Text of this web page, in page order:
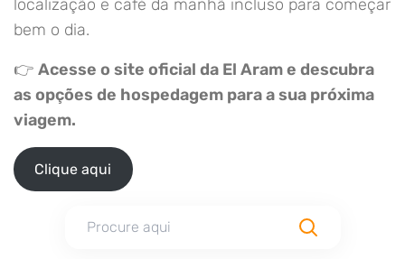
localização e café da manhã incluso para começar
bem o dia.
👉 Acesse o site oficial da El Aram e descubra
as opções de hospedagem para a sua próxima
viagem.
Clique aqui